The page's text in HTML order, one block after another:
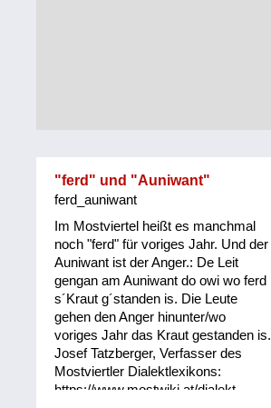
"ferd" und "Auniwant"
ferd_auniwant
Im Mostviertel heißt es manchmal
noch "ferd" für voriges Jahr. Und der
Auniwant ist der Anger.: De Leit
gengan am Auniwant do owi wo ferd
s´Kraut g´standen is. Die Leute
gehen den Anger hinunter/wo
voriges Jahr das Kraut gestanden is.
Josef Tatzberger, Verfasser des
Mostviertler Dialektlexikons:
https://www.mostwiki.at/dialekt